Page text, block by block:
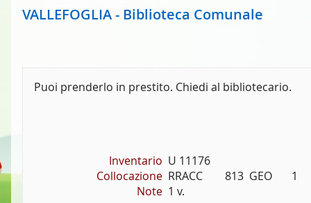
VALLEFOGLIA - Biblioteca Comunale
Puoi prenderlo in prestito. Chiedi al bibliotecario.
Inventario U 11176
Collocazione RRACC        813  GEO       1
Note 1 v.